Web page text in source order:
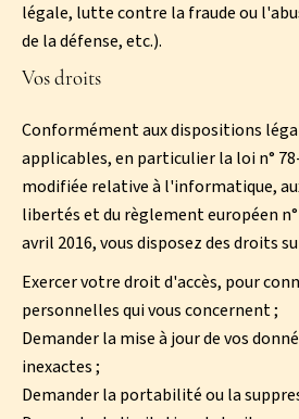
légale, lutte contre la fraude ou
de la défense, etc.).
Vos droits
Conformément aux dispositions
applicables, en particulier la loi n°
modifiée relative à l'informatique,
libertés et du règlement européen
avril 2016, vous disposez des droits
Exercer votre droit d'accès, pour
personnelles qui vous concernent ;
Demander la mise à jour de vos
inexactes ;
Demander la portabilité ou la